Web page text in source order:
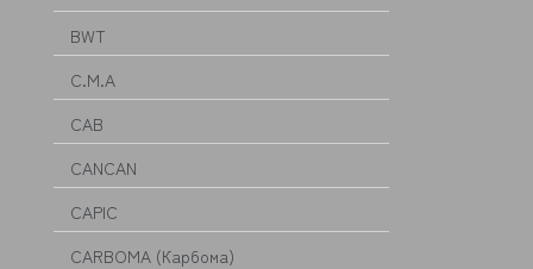
BWT
C.M.A
CAB
CANCAN
CAPIC
CARBOMA (Карбома)